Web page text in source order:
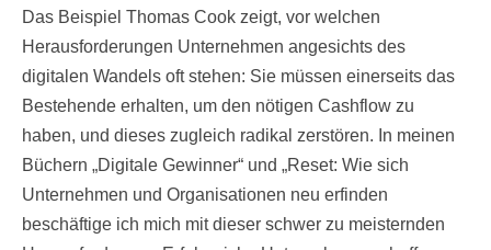
Das Beispiel Thomas Cook zeigt, vor welchen
Herausforderungen Unternehmen angesichts des
digitalen Wandels oft stehen: Sie müssen einerseits das
Bestehende erhalten, um den nötigen Cashflow zu
haben, und dieses zugleich radikal zerstören. In meinen
Büchern „Digitale Gewinner“ und „Reset: Wie sich
Unternehmen und Organisationen neu erfinden
beschäftige ich mich mit dieser schwer zu meisternden